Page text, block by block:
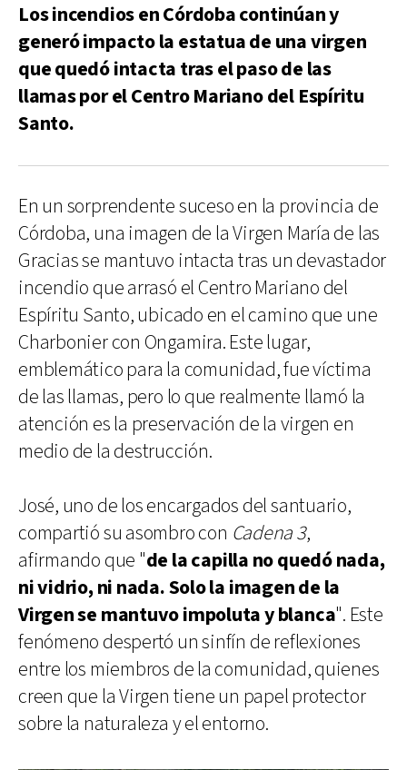
Los incendios en Córdoba continúan y
generó impacto la estatua de una virgen
que quedó intacta tras el paso de las
llamas por el Centro Mariano del Espíritu
Santo.
En un sorprendente suceso en la provincia de
Córdoba, una imagen de la Virgen María de las
Gracias se mantuvo intacta tras un devastador
incendio que arrasó el Centro Mariano del
Espíritu Santo, ubicado en el camino que une
Charbonier con Ongamira. Este lugar,
emblemático para la comunidad, fue víctima
de las llamas, pero lo que realmente llamó la
atención es la preservación de la virgen en
medio de la destrucción.
José, uno de los encargados del santuario,
compartió su asombro con Cadena 3,
afirmando que "de la capilla no quedó nada,
ni vidrio, ni nada. Solo la imagen de la
Virgen se mantuvo impoluta y blanca". Este
fenómeno despertó un sinfín de reflexiones
entre los miembros de la comunidad, quienes
creen que la Virgen tiene un papel protector
sobre la naturaleza y el entorno.